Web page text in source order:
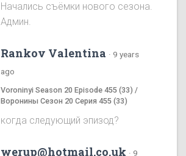
Начались съёмки нового сезона.
Админ.
Rankov Valentina · 9 years
ago
Voroninyi Season 20 Episode 455 (33) /
Воронины Сезон 20 Серия 455 (33)
когда следующий эпизод?
werup@hotmail.co.uk · 9